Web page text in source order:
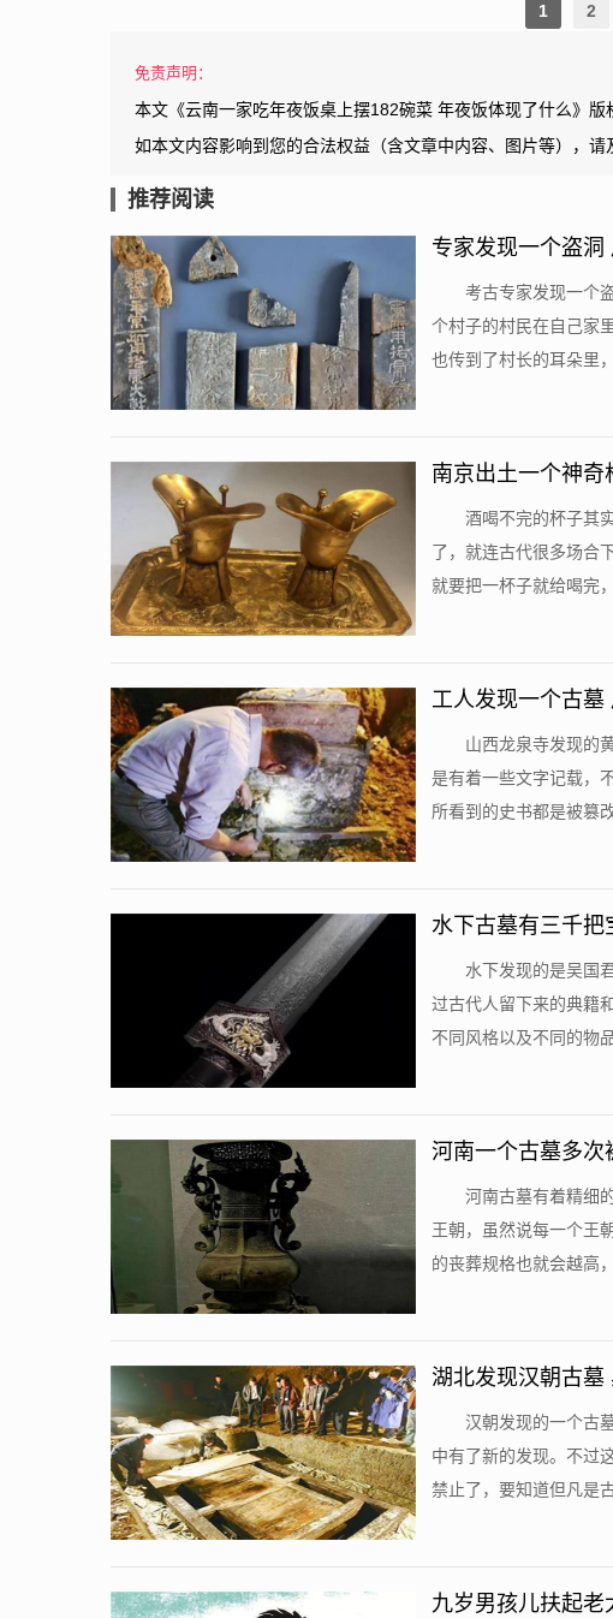
1 2
免责声明：
本文《云南一家吃年夜饭桌上摆182碗菜 年夜饭体现了什么》版
如本文内容影响到您的合法权益（含文章中内容、图片等），请
推荐阅读
专家发现一个盗洞
考古专家发现一个
个村子的村民在自己家
也传到了村长的耳朵里
南京出土一个神奇
酒喝不完的杯子其
了，就连古代很多场合
就要把一杯子就给喝完
工人发现一个古墓
山西龙泉寺发现的
是有着一些文字记载，
所看到的史书都是被篡
水下古墓有三千把
水下发现的是吴国
过古代人留下来的典籍
不同风格以及不同的物
河南一个古墓多次
河南古墓有着精细
王朝，虽然说每一个王
的丧葬规格也就会越高
湖北发现汉朝古墓
汉朝发现的一个古
中有了新的发现。不过
禁止了，要知道但凡是
九岁男孩儿扶起老